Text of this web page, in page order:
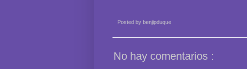
Posted by benjipduque
No hay comentarios :